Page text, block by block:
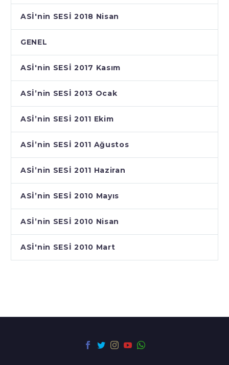
ASİ'nin SESİ 2018 Nisan
GENEL
ASİ'nin SESİ 2017 Kasım
ASİ’nin SESİ 2013 Ocak
ASİ’nin SESİ 2011 Ekim
ASİ’nin SESİ 2011 Ağustos
ASİ’nin SESİ 2011 Haziran
ASİ’nin SESİ 2010 Mayıs
ASİ’nin SESİ 2010 Nisan
ASİ'nin SESİ 2010 Mart